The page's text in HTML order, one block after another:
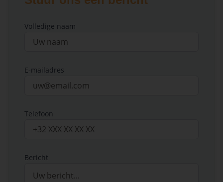
Volledige naam
E-mailadres
Telefoon
Bericht